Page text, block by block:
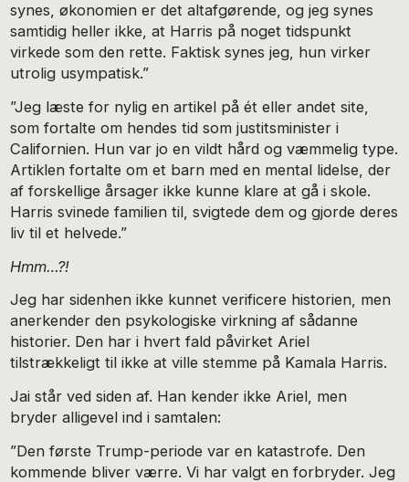
synes, økonomien er det altafgørende, og jeg synes
samtidig heller ikke, at Harris på noget tidspunkt
virkede som den rette. Faktisk synes jeg, hun virker
utrolig usympatisk.”
”Jeg læste for nylig en artikel på ét eller andet site,
som fortalte om hendes tid som justitsminister i
Californien. Hun var jo en vildt hård og væmmelig type.
Artiklen fortalte om et barn med en mental lidelse, der
af forskellige årsager ikke kunne klare at gå i skole.
Harris svinede familien til, svigtede dem og gjorde deres
liv til et helvede.”
Hmm…?!
Jeg har sidenhen ikke kunnet verificere historien, men
anerkender den psykologiske virkning af sådanne
historier. Den har i hvert fald påvirket Ariel
tilstrækkeligt til ikke at ville stemme på Kamala Harris.
Jai står ved siden af. Han kender ikke Ariel, men
bryder alligevel ind i samtalen:
”Den første Trump-periode var en katastrofe. Den
kommende bliver værre. Vi har valgt en forbryder. Jeg